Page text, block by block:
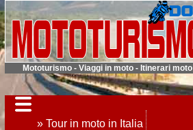
Mototurismo - Viaggi in moto - Itinerari moto
» Tour in moto in Italia